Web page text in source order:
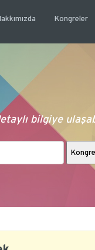
Kongreler
bilgiye